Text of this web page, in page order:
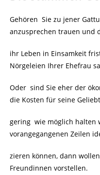
Gehören Sie zu jener
anzusprechen trauen und
ihr Leben in Einsamkeit
Nörgeleien Ihrer Ehefrau
Oder sind Sie eher der
die Kosten für seine
gering wie möglich halten
vorangegangenen Zeilen
zieren können, dann
Freundinnen vorstellen.